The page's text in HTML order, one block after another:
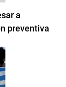
a
preventiva